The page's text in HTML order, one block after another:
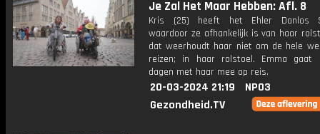
Je Zal Het Maar Hebben: Afl. 8
Kris (25) heeft het Ehler Danlos
waardoor ze afhankelijk is van haar
dat weerhoudt haar niet om de hele
reizen; in haar rolstoel. Emma gaat
dagen met haar mee op reis.
20-03-2024 21:19
NPO3
Gezondheid.TV